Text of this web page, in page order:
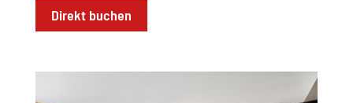
Direkt buchen